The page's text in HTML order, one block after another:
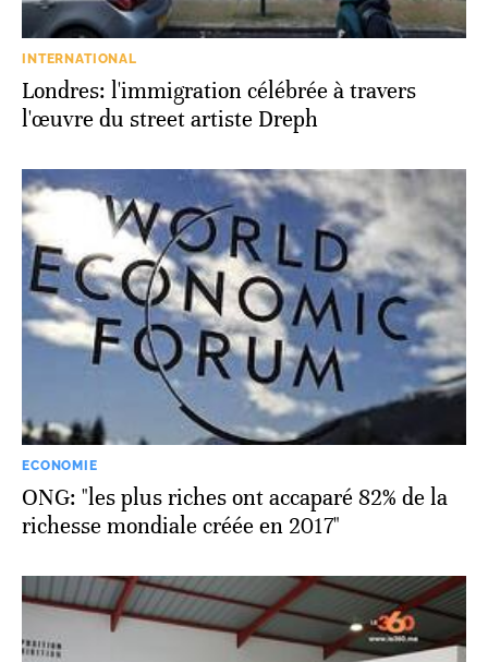
INTERNATIONAL
Londres: l'immigration célébrée à travers
l'œuvre du street artiste Dreph
ECONOMIE
ONG: "les plus riches ont accaparé 82% de la
richesse mondiale créée en 2017"